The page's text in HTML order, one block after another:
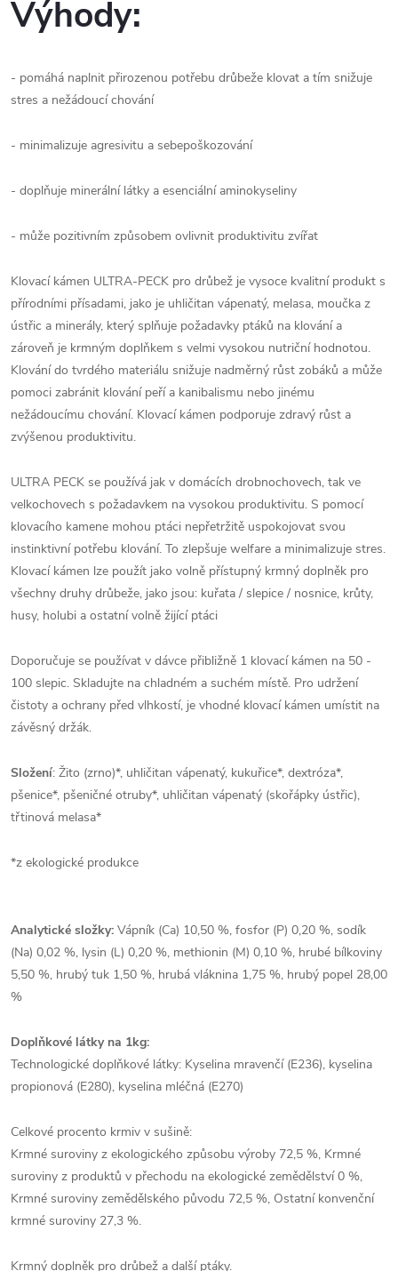
Výhody:
- pomáhá naplnit přirozenou potřebu drůbeže klovat a tím snižuje
stres a nežádoucí chování
- minimalizuje agresivitu a sebepoškozování
- doplňuje minerální látky a esenciální aminokyseliny
- může pozitivním způsobem ovlivnit produktivitu zvířat
Klovací kámen ULTRA-PECK pro drůbež je vysoce kvalitní produkt s
přírodními přísadami, jako je uhličitan vápenatý, melasa, moučka z
ústřic a minerály, který splňuje požadavky ptáků na klování a
zároveň je krmným doplňkem s velmi vysokou nutriční hodnotou.
Klování do tvrdého materiálu snižuje nadměrný růst zobáků a může
pomoci zabránit klování peří a kanibalismu nebo jinému
nežádoucímu chování. Klovací kámen podporuje zdravý růst a
zvýšenou produktivitu.
ULTRA PECK se používá jak v domácích drobnochovech, tak ve
velkochovech s požadavkem na vysokou produktivitu. S pomocí
klovacího kamene mohou ptáci nepřetržitě uspokojovat svou
instinktivní potřebu klování. To zlepšuje welfare a minimalizuje stres.
Klovací kámen lze použít jako volně přístupný krmný doplněk pro
všechny druhy drůbeže, jako jsou: kuřata / slepice / nosnice, krůty,
husy, holubi a ostatní volně žijící ptáci
Doporučuje se používat v dávce přibližně 1 klovací kámen na 50 -
100 slepic. Skladujte na chladném a suchém místě. Pro udržení
čistoty a ochrany před vlhkostí, je vhodné klovací kámen umístit na
závěsný držák.
Složení: Žito (zrno)*, uhličitan vápenatý, kukuřice*, dextróza*,
pšenice*, pšeničné otruby*, uhličitan vápenatý (skořápky ústřic),
třtinová melasa*
*z ekologické produkce
Analytické složky: Vápník (Ca) 10,50 %, fosfor (P) 0,20 %, sodík
(Na) 0,02 %, lysin (L) 0,20 %, methionin (M) 0,10 %, hrubé bílkoviny
5,50 %, hrubý tuk 1,50 %, hrubá vláknina 1,75 %, hrubý popel 28,00
%
Doplňkové látky na 1kg:
Technologické doplňkové látky: Kyselina mravenčí (E236), kyselina
propionová (E280), kyselina mléčná (E270)
Celkové procento krmiv v sušině:
Krmné suroviny z ekologického způsobu výroby 72,5 %, Krmné
suroviny z produktů v přechodu na ekologické zemědělství 0 %,
Krmné suroviny zemědělského původu 72,5 %, Ostatní konvenční
krmné suroviny 27,3 %.
Krmný doplněk pro drůbež a další ptáky.